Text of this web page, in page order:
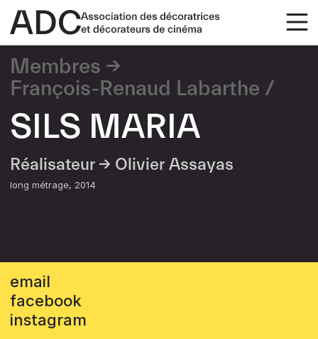
Membres
François-Renaud Labarthe
SILS MARIA
Réalisateur → Olivier Assayas
long métrage 2014
email
facebook
instagram